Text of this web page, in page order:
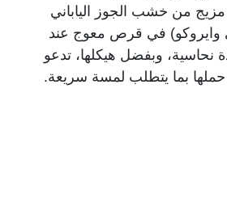
مزيج من خشب الجوز الياباني
وايروكو) في قرص معوج عند
نحاسية، وبفضل هيكلها، تدعو
حملها بما يتطلب لمسة سريعة.